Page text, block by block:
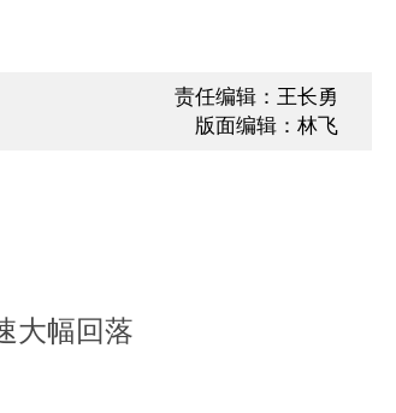
责任编辑：王长勇
版面编辑：林飞
大幅回落